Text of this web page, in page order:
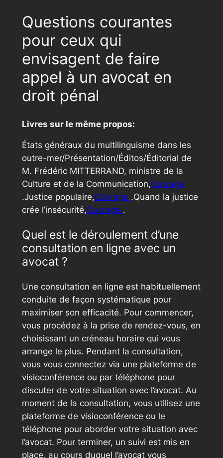
Questions courantes
pour ceux qui
envisagent de faire
appel à un avocat en
droit pénal
Livres sur le même propos:
États généraux du multilinguisme dans les
outre-mer/Présentation/Éditos/Éditorial de
M. Frédéric MITTERRAND, ministre de la
Culture et de la Communication,Ouvrage
.Justice populaire,Ouvrage .Quand la justice
crée l’insécurité,Ouvrage .
Quel est le déroulement d’une
consultation en ligne avec un
avocat ?
Une consultation en ligne est habituellement
conduite de façon systématique pour
maximiser son efficacité. Pour commencer,
vous procédez à la prise de rendez-vous, en
choisissant un créneau horaire qui vous
arrange le plus. Pendant la consultation,
vous vous connectez via une plateforme de
visioconférence ou par téléphone pour
discuter de votre situation avec l’avocat. Au
moment de la consultation, vous utilisez une
plateforme de visioconférence ou le
téléphone pour aborder votre situation avec
l’avocat. Pour terminer, un suivi est mis en
place, au cours duquel l’avocat vous